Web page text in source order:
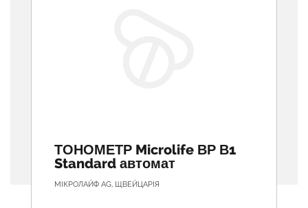
ТОНОМЕТР Microlife ВР В1
Standard автомат
МІКРОЛАЙФ АG, ЩВЕЙЦАРІЯ